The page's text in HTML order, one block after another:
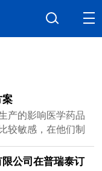
案
产的影响医学药品
较敏感，在他们制
重的会失去药效。
公司在普瑞泰订